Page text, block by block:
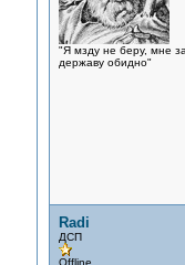
"Я мзду не беру, мне за
державу обидно"
Radi
ДСП
Offline